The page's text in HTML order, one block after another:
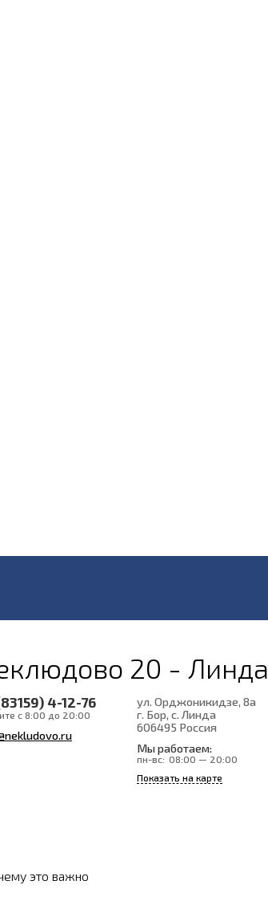
20 - Линда
4-12-76
с 8:00 до 20:00
ул. Орджоникидзе, 8а
г. Бор, с. Линда
606495 Россия
Мы работаем:
пн-вс: 08:00 — 20:00
Показать на карте
это важно